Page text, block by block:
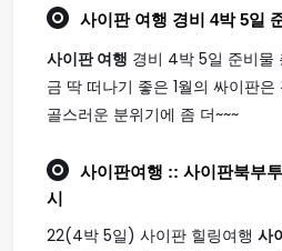
사이판 여행 경비 4박 5일
사이판 여행 경비 4박 5일 준비물
금 딱 떠나기 좋은 1월의 싸이판
골스러운 분위기에 좀 더~~~
사이판여행 :: 사이판북부
시
22(4박 5일) 사이판 힐링여행 사